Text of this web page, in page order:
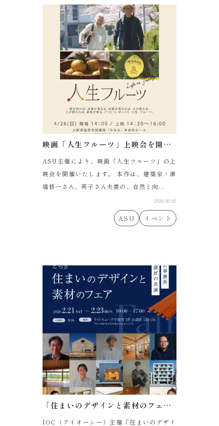
映画「人生フルーツ」上映会を開催します（4/26 那須塩原）
ASU主催により、映画「人生フルーツ」の上
映会を開催いたします。 本作は、建築家・津
端修一さん、英子さん夫妻の、自然と向...
2026.03.02
ASU イベント
「住まいのデザインと素材のフェア」に出展します。
IOC（アイオーシー）主催「住まいのデザイ